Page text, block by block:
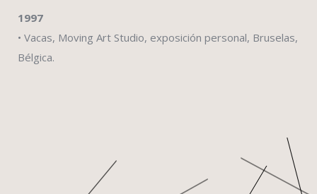
1997
• Vacas, Moving Art Studio, exposición personal, Bruselas,
Bélgica.